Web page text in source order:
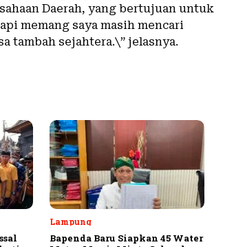
Daerah, yang bertujuan untuk
memang saya masih mencari
tambah sejahtera.\” jelasnya.
Lampung
Bapenda Baru Siapkan 45 Water